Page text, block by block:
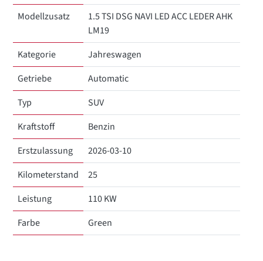
Modellzusatz
1.5 TSI DSG NAVI LED ACC LEDER AHK
LM19
Kategorie
Jahreswagen
Getriebe
Automatic
Typ
SUV
Kraftstoff
Benzin
Erstzulassung
2026-03-10
Kilometerstand
25
Leistung
110 KW
Farbe
Green